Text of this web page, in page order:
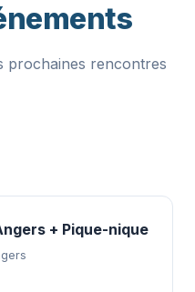
prochaines rencontres
+ Pique-nique